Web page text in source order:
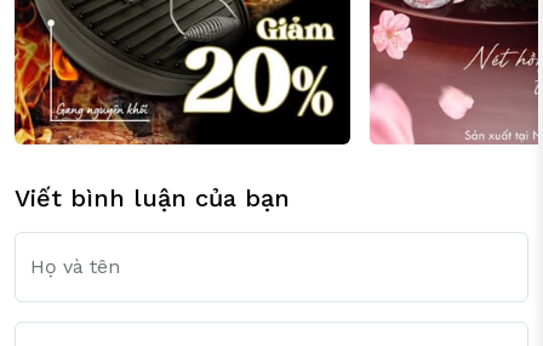
Viết bình luận của bạn
Họ và tên